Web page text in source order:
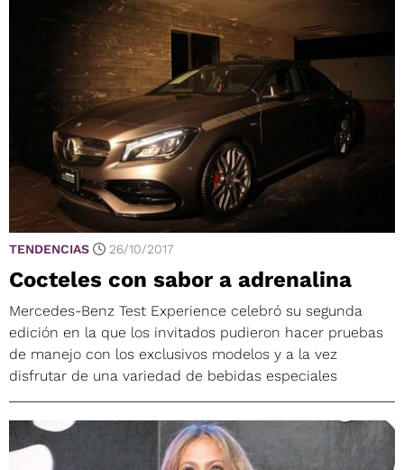
TENDENCIAS 26/10/2017
Cocteles con sabor a adrenalina
Mercedes-Benz Test Experience celebró su segunda
edición en la que los invitados pudieron hacer pruebas
de manejo con los exclusivos modelos y a la vez
disfrutar de una variedad de bebidas especiales